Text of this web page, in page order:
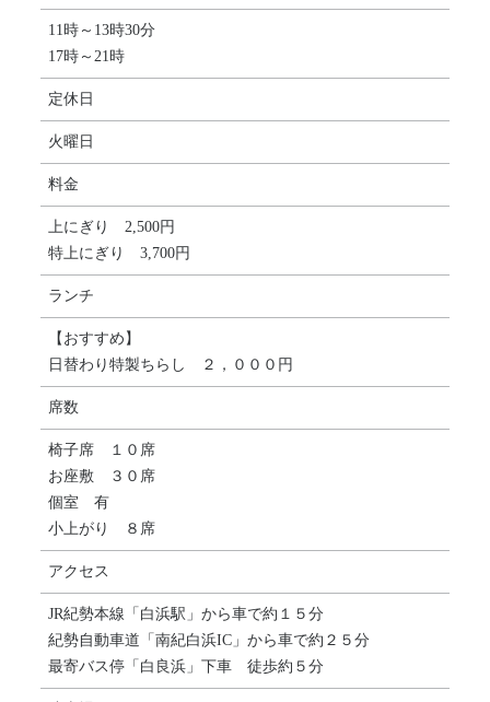
11時～13時30分
17時～21時
定休日
火曜日
料金
上にぎり 2,500円
特上にぎり 3,700円
ランチ
【おすすめ】
日替わり特製ちらし ２，０００円
席数
椅子席 １０席
お座敷 ３０席
個室 有
小上がり ８席
アクセス
JR紀勢本線「白浜駅」から車で約１５分
紀勢自動車道「南紀白浜IC」から車で約２５分
最寄バス停「白良浜」下車 徒歩約５分